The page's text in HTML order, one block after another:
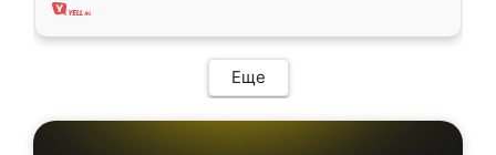
Еще